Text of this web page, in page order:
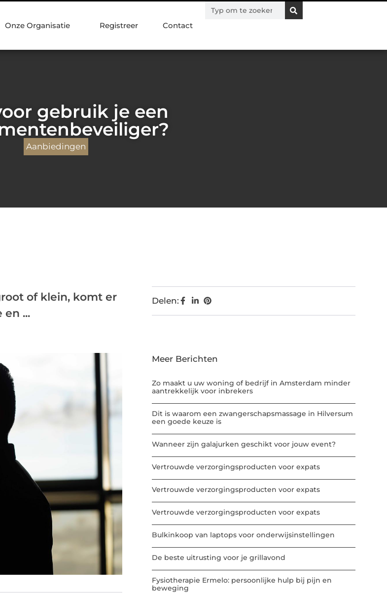
Onze Organisatie Registreer Contact
gebruik je een
Aanbiedingen
of klein, komt er
...
Delen:
Meer Berichten
Zo maakt u uw woning of bedrijf in Amsterdam minder
aantrekkelijk voor inbrekers
Dit is waarom een zwangerschapsmassage in Hilversum
een goede keuze is
Wanneer zijn galajurken geschikt voor jouw event?
Vertrouwde verzorgingsproducten voor expats
Vertrouwde verzorgingsproducten voor expats
Vertrouwde verzorgingsproducten voor expats
Bulkinkoop van laptops voor onderwijsinstellingen
De beste uitrusting voor je grillavond
Fysiotherapie Ermelo: persoonlijke hulp bij pijn en
beweging